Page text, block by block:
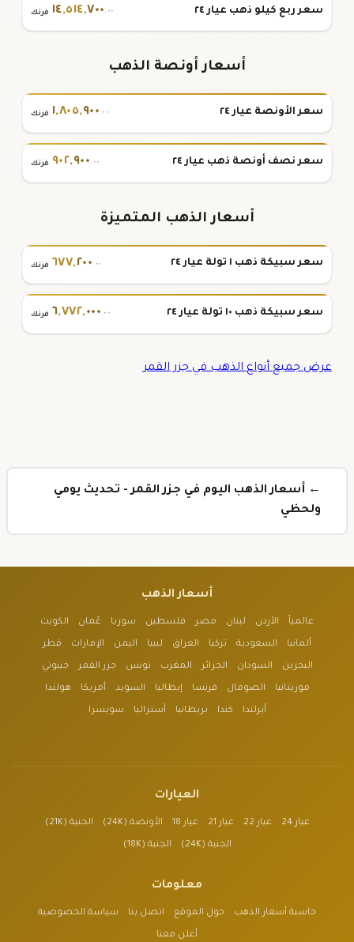
سعر ربع كيلو ذهب عيار ٢٤ ١٤,٥١٤,٧٠٠.٠٠ فرنك
أسعار أونصة الذهب
سعر الأونصة عيار ٢٤ ١,٨٠٥,٩٠٠.٠٠ فرنك
سعر نصف أونصة ذهب عيار ٢٤ ٩٠٢,٩٠٠.٠٠ فرنك
أسعار الذهب المتميزة
سعر سبيكة ذهب ١ تولة عيار ٢٤ ٦٧٧,٢٠٠.٠٠ فرنك
سعر سبيكة ذهب ١٠ تولة عيار ٢٤ ٦,٧٧٢,٠٠٠.٠٠ فرنك
عرض جميع أنواع الذهب في جزر القمر
← أسعار الذهب اليوم في جزر القمر - تحديث يومي
ولحظي
أسعار الذهب
عالمياً الأردن لبنان مصر فلسطين سوريا عُمان الكويت
ألمانيا السعودية تركيا العراق ليبيا اليمن الإمارات قطر
البحرين السودان الجزائر المغرب تونس جزر القمر جيبوتي
موريتانيا الصومال فرنسا إيطاليا السويد أمريكا هولندا
أيرلندا كندا بريطانيا أستراليا سويسرا
العيارات
عيار 24 عيار 22 عيار 21 عيار 18 الأونصة (24K) الجنية (21K)
الجنية (24K) الجنية (18K)
معلومات
حاسبة أسعار الذهب حول الموقع اتصل بنا سياسة الخصوصية
أعلن معنا